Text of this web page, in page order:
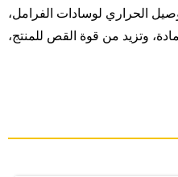
الحراري لوسادات الفرامل،
وتزيد من قوة القص للمنتج،